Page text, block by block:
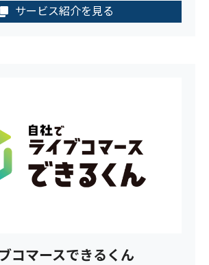
サービス紹介を見る
コマースできるくん